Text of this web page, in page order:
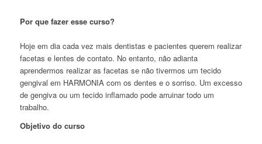
Por que fazer esse curso?
Hoje em dia cada vez mais dentistas e pacientes querem realizar
facetas e lentes de contato. No entanto, não adianta
aprendermos realizar as facetas se não tivermos um tecido
gengival em HARMONIA com os dentes e o sorriso. Um excesso
de gengiva ou um tecido inflamado pode arruinar todo um
trabalho.
Objetivo do curso